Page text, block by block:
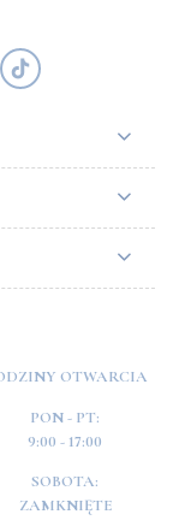
OTWARCIA
PON - PT:
9:00 - 17:00
SOBOTA:
ZAMKNIĘTE